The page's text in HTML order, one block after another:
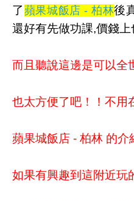
了 蘋果城飯店 - 柏林後
還好有先做功課,價錢
而且聽說這邊是可以全
也太方便了吧！！不用
蘋果城飯店 - 柏林 的介
如果有興趣到這附近玩